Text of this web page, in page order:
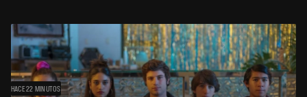
HACE 22 MINUTOS